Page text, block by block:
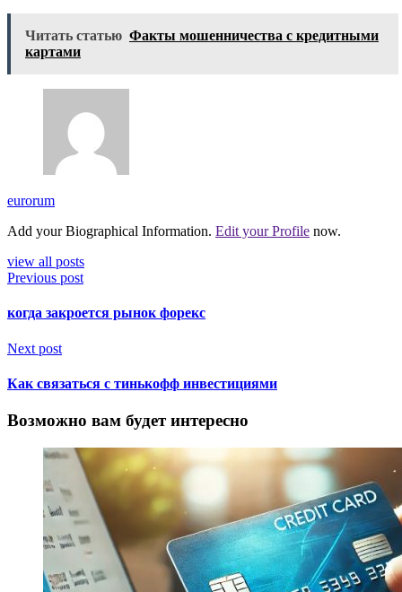
Читать статью Факты мошенничества с кредитными
картами
eurorum
Add your Biographical Information. Edit your Profile now.
view all posts
Previous post
когда закроется рынок форекс
Next post
Как связаться с тинькофф инвестициями
Возможно вам будет интересно